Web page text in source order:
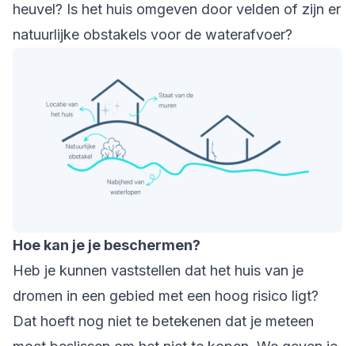
heuvel? Is het huis omgeven door velden of zijn er
natuurlijke obstakels voor de waterafvoer?
Hoe kan je je beschermen?
Heb je kunnen vaststellen dat het huis van je
dromen in een gebied met een hoog risico ligt?
Dat hoeft nog niet te betekenen dat je meteen